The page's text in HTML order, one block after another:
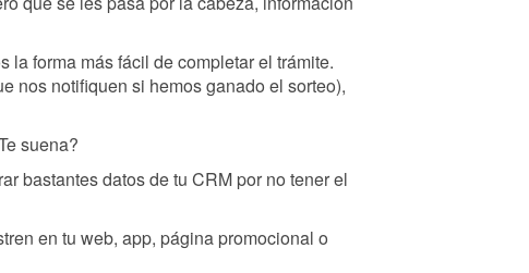
la forma más fácil de completar el trámite.
nos notifiquen si hemos ganado el sorteo),
suena?
bastantes datos de tu CRM por no tener el
en tu web, app, página promocional o